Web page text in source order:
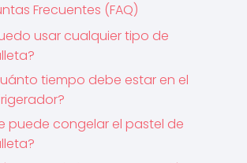
Frecuentes (FAQ)
usar cualquier tipo de
tiempo debe estar en el
puede congelar el pastel de